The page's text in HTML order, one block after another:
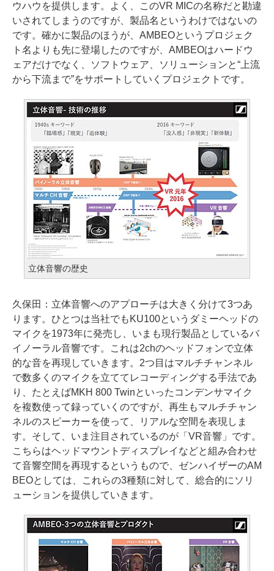
ウハウを提供します。よく、このVR MICの名称だと勘違
いされてしまうのですが、製品名というわけではないの
です。確かに製品のほうが、AMBEOというプロジェク
ト名よりも先に登場したのですが、AMBEOはハードウ
ェアだけでなく、ソフトウェア、ソリューションと“上流
から下流まで”をサポートしていくプロジェクトです。
立体音響の歴史
久保田： 立体音響へのアプローチは大きく分けて3つあ
ります。ひとつは当社でもKU100というダミーヘッドの
マイクを1973年に発売し、いまも現行製品としているバ
イノーラル音響です。これは2chのヘッドフォンで立体
的な音を再現していきます。2つ目はマルチチャンネル
で数多くのマイクを立ててレコーディングする手法であ
り、たとえばMKH 800 Twinといったコンデンサマイク
を複数使って録っていくのですが、再生もマルチチャン
ネルのスピーカーを使って、リアルな空間を表現しま
す。そして、いま注目されているのが「VR音響」です。
こちらはヘッドマウントディスプレイなどと組み合わせ
て音響空間を再現するというもので、ゼンハイザーのAM
BEOとしては、これらの3種類に対して、総合的にソリ
ューションを提供していきます。